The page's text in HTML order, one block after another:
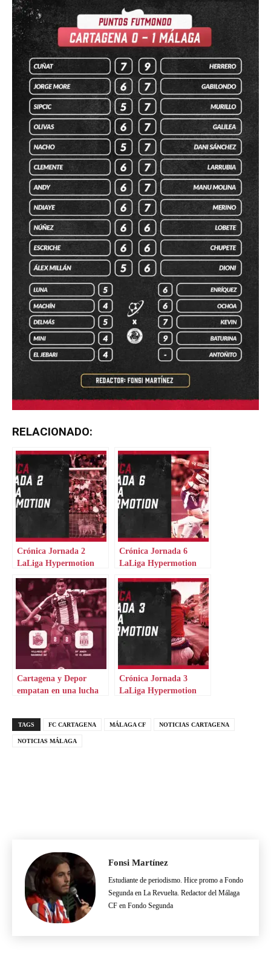
RELACIONADO:
Crónica Jornada 2
LaLiga Hypermotion
Crónica Jornada 6
LaLiga Hypermotion
Cartagena y Depor
empatan en una lucha
Crónica Jornada 3
LaLiga Hypermotion
TAGS FC CARTAGENA MÁLAGA CF NOTICIAS CARTAGENA
NOTICIAS MÁLAGA
Fonsi Martínez
Estudiante de periodismo. Hice promo a Fondo
Segunda en La Revuelta. Redactor del Málaga
CF en Fondo Segunda